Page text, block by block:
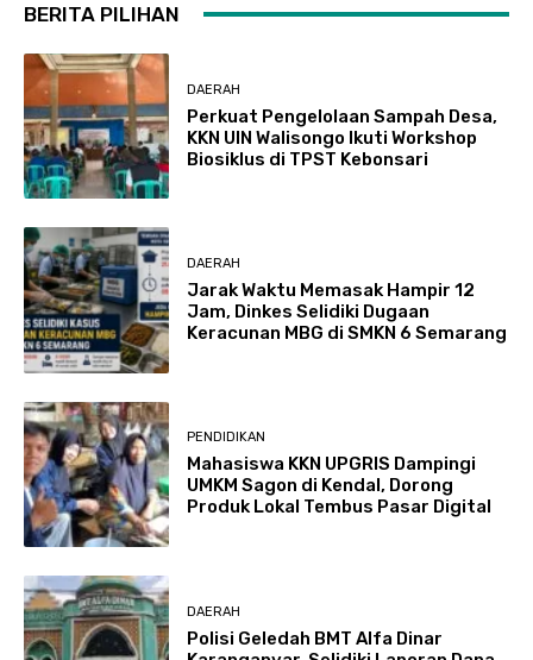
BERITA PILIHAN
DAERAH
Perkuat Pengelolaan Sampah Desa,
KKN UIN Walisongo Ikuti Workshop
Biosiklus di TPST Kebonsari
DAERAH
Jarak Waktu Memasak Hampir 12
Jam, Dinkes Selidiki Dugaan
Keracunan MBG di SMKN 6 Semarang
PENDIDIKAN
Mahasiswa KKN UPGRIS Dampingi
UMKM Sagon di Kendal, Dorong
Produk Lokal Tembus Pasar Digital
DAERAH
Polisi Geledah BMT Alfa Dinar